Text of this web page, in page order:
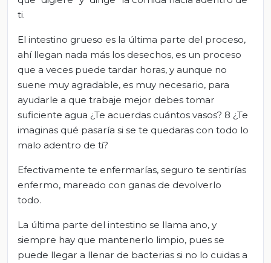
ti.
El intestino grueso es la última parte del proceso,
ahí llegan nada más los desechos, es un proceso
que a veces puede tardar horas, y aunque no
suene muy agradable, es muy necesario, para
ayudarle a que trabaje mejor debes tomar
suficiente agua ¿Te acuerdas cuántos vasos? 8 ¿Te
imaginas qué pasaría si se te quedaras con todo lo
malo adentro de ti?
Efectivamente te enfermarías, seguro te sentirías
enfermo, mareado con ganas de devolverlo
todo.
La última parte del intestino se llama ano, y
siempre hay que mantenerlo limpio, pues se
puede llegar a llenar de bacterias si no lo cuidas a